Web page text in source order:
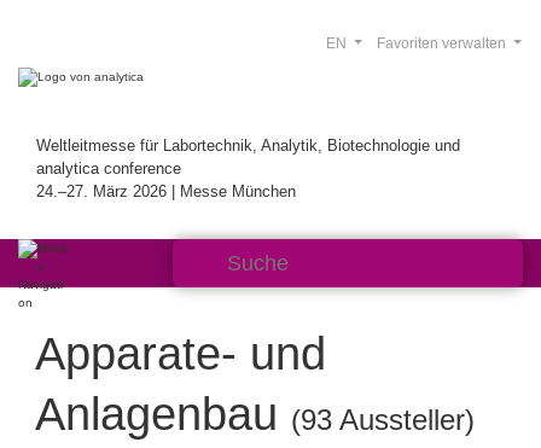
Weltleitmesse für Labortechnik, Analytik, Biotechnologie und
analytica conference
24.–27. März 2026 | Messe München
Favoriten verwalten
EN
Apparate- und
Anlagenbau (93 Aussteller)